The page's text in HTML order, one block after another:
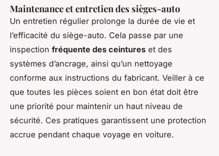
Maintenance et entretien des sièges-auto
Un entretien régulier prolonge la durée de vie et
l’efficacité du siège-auto. Cela passe par une
inspection fréquente des ceintures et des
systèmes d’ancrage, ainsi qu’un nettoyage
conforme aux instructions du fabricant. Veiller à ce
que toutes les pièces soient en bon état doit être
une priorité pour maintenir un haut niveau de
sécurité. Ces pratiques garantissent une protection
accrue pendant chaque voyage en voiture.